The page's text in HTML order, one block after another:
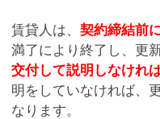
賃貸人は、契約締結前
満了により終了し、更
交付して説明しなけれ
明をしていなければ、
なります。